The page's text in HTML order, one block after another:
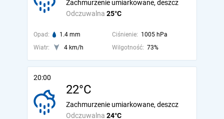
Odczuwalna 25°C
Zachmurzenie umiarkowane, deszcz
Opad: 1.4 mm Ciśnienie: 1005 hPa
Wiatr:
4 km/h Wilgotność: 73%
20:00
22°C
Odczuwalna 24°C
Zachmurzenie umiarkowane, deszcz